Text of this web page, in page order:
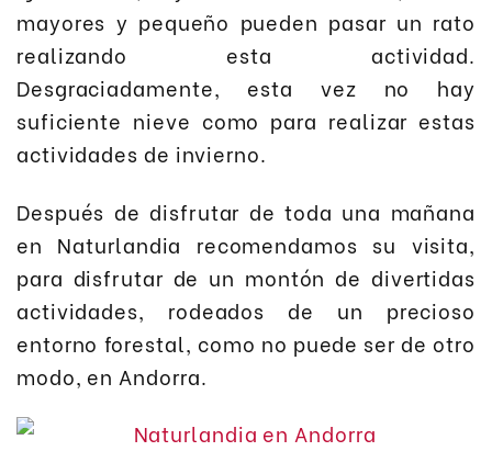
mayores y pequeño pueden pasar un rato
realizando esta actividad.
Desgraciadamente, esta vez no hay
suficiente nieve como para realizar estas
actividades de invierno.
Después de disfrutar de toda una mañana
en Naturlandia recomendamos su visita,
para disfrutar de un montón de divertidas
actividades, rodeados de un precioso
entorno forestal, como no puede ser de otro
modo, en Andorra.